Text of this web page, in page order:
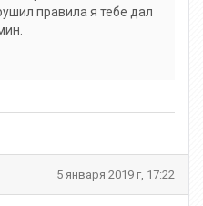
правила я тебе дал
5 января 2019 г, 17:22